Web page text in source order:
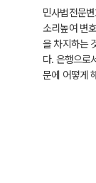
민사법전문
소리높여 변
을 차지하는
다. 은행으로
문에 어떻게